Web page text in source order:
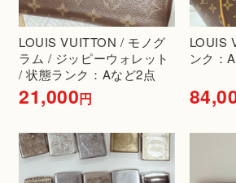
LOUIS VUITTON / モノグ
ラム / ジッピーウォレット
/ 状態ランク：Aなど2点
21,000円
LOUIS
ンク：